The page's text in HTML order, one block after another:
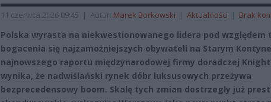
11 czerwca 2026 09:45 | Autor: Marek Borkowski | Aktualności | Brak
Polska wyrasta na niekwestionowanego lidera pod względem
bogacenia się najzamożniejszych obywateli na Starym
najnowszego raportu międzynarodowej firmy doradczej Knight
wynika, że nadwiślański rynek dóbr luksusowych przeżywa
bezprecedensowy boom. Skalę tych zmian dostrzegły już